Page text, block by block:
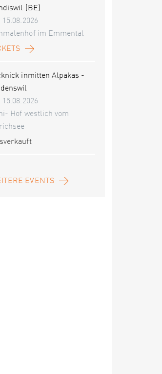
(BE)
15.08.2026
im Emmental
inmitten Alpakas -
15.08.2026
Hof westlich vom
EVENTS